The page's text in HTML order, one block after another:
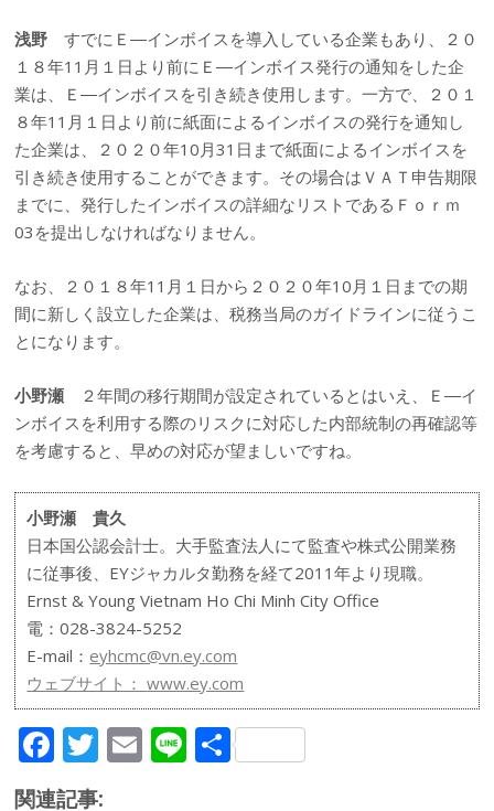
浅野 すでにＥ―インボイスを導入している企業もあり、２０
１８年11月１日より前にＥ―インボイス発行の通知をした企
業は、Ｅ―インボイスを引き続き使用します。一方で、２０１
８年11月１日より前に紙面によるインボイスの発行を通知し
た企業は、２０２０年10月31日まで紙面によるインボイスを
引き続き使用することができます。その場合はＶＡＴ申告期限
までに、発行したインボイスの詳細なリストであるＦｏｒｍ
03を提出しなければなりません。
なお、２０１８年11月１日から２０２０年10月１日までの期
間に新しく設立した企業は、税務当局のガイドラインに従うこ
とになります。
小野瀬 ２年間の移行期間が設定されているとはいえ、Ｅ―イ
ンボイスを利用する際のリスクに対応した内部統制の再確認等
を考慮すると、早めの対応が望ましいですね。
小野瀬 貴久
日本国公認会計士。大手監査法人にて監査や株式公開業務
に従事後、EYジャカルタ勤務を経て2011年より現職。
Ernst & Young Vietnam Ho Chi Minh City Office
電：028-3824-5252
E-mail： eyhcmc@vn.ey.com
ウェブサイト：www.ey.com
F
ac
T E Li 共
関連記事: